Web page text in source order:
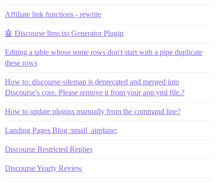
Affiliate link functions - rewrite
🤖 Discourse llms.txt Generator Plugin
Editing a table whose some rows don't start with a pipe duplicate
these rows
How to: discourse-sitemap is deprecated and merged into
Discourse's core. Please remove it from your app.yml file.?
How to update plugins manually from the command line?
Landing Pages Blog :small_airplane:
Discourse Restricted Replies
Discourse Yearly Review